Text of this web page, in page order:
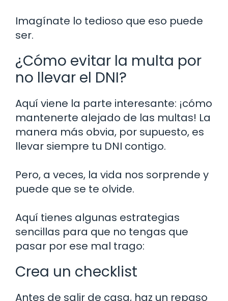
Imagínate lo tedioso que eso puede
ser.
¿Cómo evitar la multa por
no llevar el DNI?
Aquí viene la parte interesante: ¡cómo
mantenerte alejado de las multas! La
manera más obvia, por supuesto, es
llevar siempre tu DNI contigo.
Pero, a veces, la vida nos sorprende y
puede que se te olvide.
Aquí tienes algunas estrategias
sencillas para que no tengas que
pasar por ese mal trago:
Crea un checklist
Antes de salir de casa, haz un repaso